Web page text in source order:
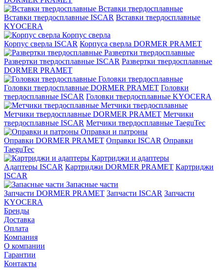
Вставки твердосплавные
Вставки твердосплавные ISCAR Вставки твердосплавные
KYOCERA
Корпус сверла
Корпус сверла ISCAR Корпуса сверла DORMER PRAMET
Развертки твердосплавные
Развертки твердосплавные ISCAR Развертки твердосплавные
DORMER PRAMET
Головки твердосплавные
Головки твердосплавные DORMER PRAMET Головки
твердосплавные ISCAR Головки твердосплавные KYOCERA
Метчики твердосплавные
Метчики твердосплавные DORMER PRAMET Метчики
твердосплавные ISCAR Метчики твердосплавные TaeguTec
Оправки и патроны
Оправки DORMER PRAMET Оправки ISCAR Оправки
TaeguTec
Картриджи и адаптеры
Адаптеры ISCAR Картриджи DORMER PRAMET Картриджи
ISCAR
Запасные части
Запчасти DORMER PRAMET Запчасти ISCAR Запчасти
KYOCERA
Бренды
Доставка
Оплата
Компания
О компании
Гарантии
Контакты